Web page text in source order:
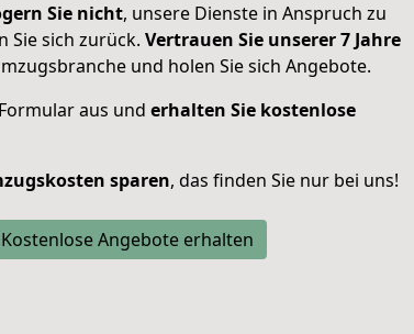
Sie nicht, unsere Dienste in Anspruch zu
Sie sich zurück. Vertrauen Sie unserer 7 Jahre
und holen Sie sich Angebote.
aus und erhalten Sie kostenlose
sparen, das finden Sie nur bei uns!
Kostenlose Angebote erhalten